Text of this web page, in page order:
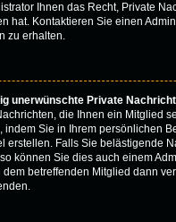
Ihnen das Recht, Private
hat. Kontaktieren Sie einen
zu erhalten.
unerwünschte Private
die Ihnen ein Mitglied
indem Sie in Ihrem persönlichen
erstellen. Falls Sie belästigende
können Sie dies auch einem
betreffenden Mitglied dann